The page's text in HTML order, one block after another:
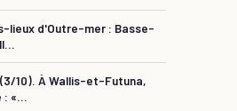
lieux d'Outre-mer : Basse-
10). À Wallis-et-Futuna,
«...